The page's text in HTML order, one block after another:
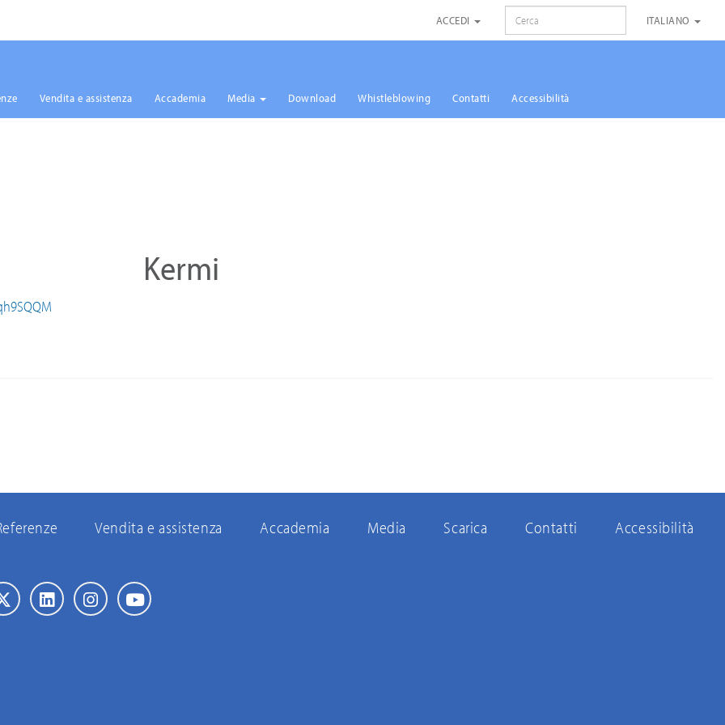
ACCEDI ITALIANO
Vendita e assistenza Accademia Media Download Whistleblowing Contatti Accessibilità
Kermi
Vendita e assistenza Accademia Media Scarica Contatti Accessibilità